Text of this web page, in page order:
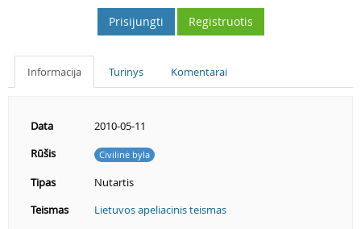
Prisijungti Registruotis
Informacija Turinys Komentarai
Data
2010-05-11
Rūšis
Civilinė byla
Tipas
Nutartis
Teismas
Lietuvos apeliacinis teismas